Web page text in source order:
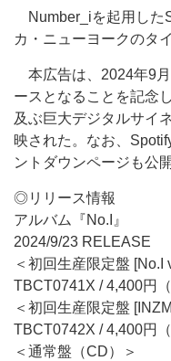
Number_iを起用した
カ・ニューヨークのタ
本広告は、2024年9月
ースとなることを記念
及ぶ巨大デジタルサイ
映された。なお、
ントダウンページも公開
◎リリース情報
アルバム『No.I』
2024/9/23 RELEASE
＜初回生産限定盤 [No.I
TBCT0741X / 4,400円（
＜初回生産限定盤
TBCT0742X / 4,400円（
＜通常盤（CD）＞